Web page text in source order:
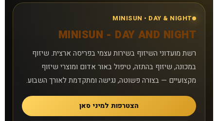
למה אנחנו
שאלות נפוצות
מאמרים
תקנון
MINISUN • DAY & NIGHT
MINISUN - DAY AND NIGHT
רשת מועדוני השיזוף בשירות עצמי בפריסה ארצית. שיזוף
במכונה, שיזוף בהתזה, טיפול באור אדום ומוצרי שיזוף
מקצועיים — בצורה פשוטה, נגישה ומתקדמת לאורך השבוע.
הצטרפות למיני סאן